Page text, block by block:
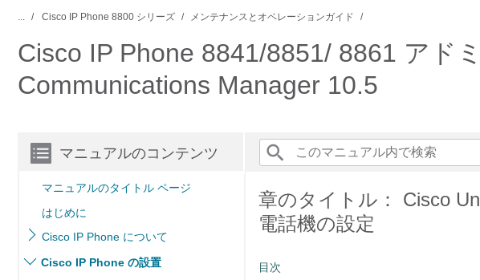
... Cisco IP Phone 8800 シリーズ メンテナンスとオペレーションガイド
Cisco IP Phone 8841/8851/ 8861 アド
Communications Manager 10.5
マニュアルのコンテンツ
マニュアルのタイトル ページ
はじめに
Cisco IP Phone について
Cisco IP Phone の設置
章のタイトル： Cisco
電話機の設定
目次